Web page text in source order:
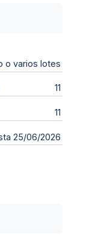
o varios lotes
11
11
25/06/2026